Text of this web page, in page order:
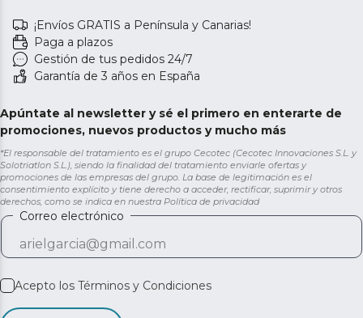
¡Envíos GRATIS a Península y Canarias!
Paga a plazos
Gestión de tus pedidos 24/7
Garantía de 3 años en España
Apúntate al newsletter y sé el primero en enterarte de
promociones, nuevos productos y mucho más
*El responsable del tratamiento es el grupo Cecotec (Cecotec Innovaciones S.L. y
Solotriatlon S.L.), siendo la finalidad del tratamiento enviarle ofertas y
promociones de las empresas del grupo. La base de legitimación es el
consentimiento explícito y tiene derecho a acceder, rectificar, suprimir y otros
derechos, como se indica en nuestra Política de privacidad
Correo electrónico
Acepto los Términos y Condiciones